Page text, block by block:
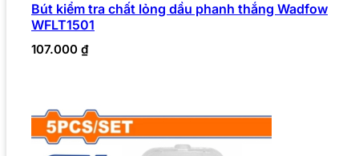
Bút kiểm tra chất lỏng dầu phanh thắng Wadfow
WFLT1501
107.000 ₫